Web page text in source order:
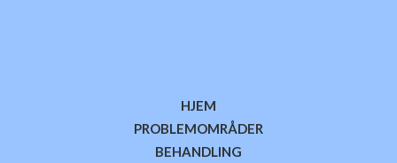
HJEM
PROBLEMOMRÅDER
BEHANDLING